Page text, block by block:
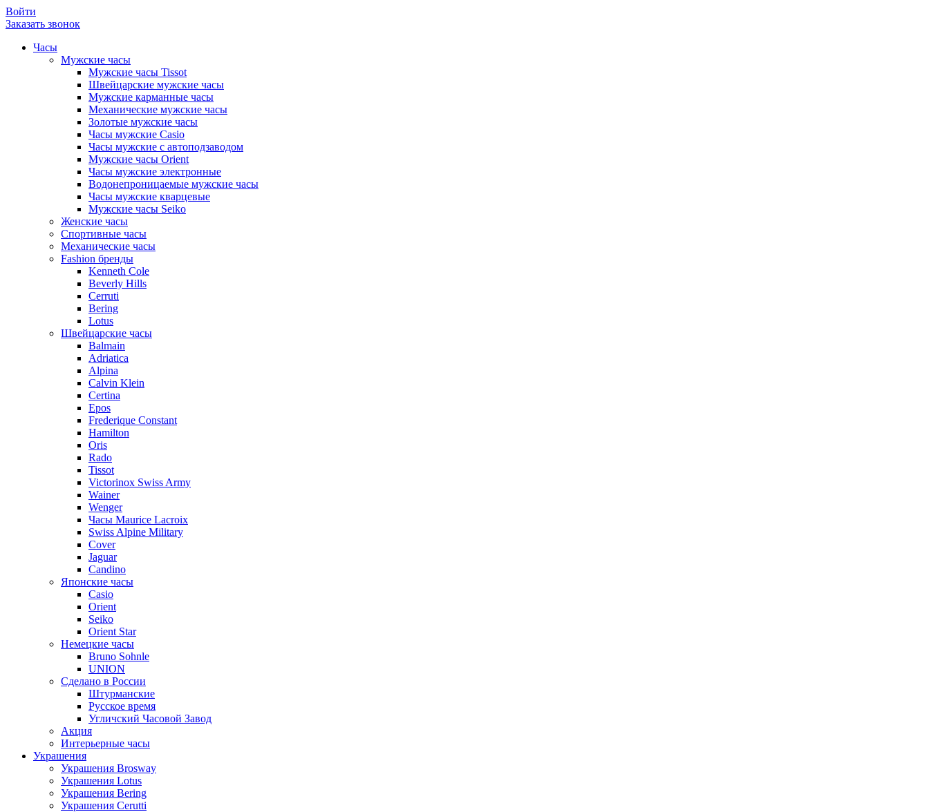
Войти
Заказать звонок
Часы
Мужские часы
Мужские часы Tissot
Швейцарские мужские часы
Мужские карманные часы
Механические мужские часы
Золотые мужские часы
Часы мужские Casio
Часы мужские с автоподзаводом
Мужские часы Orient
Часы мужские электронные
Водонепроницаемые мужские часы
Часы мужские кварцевые
Мужские часы Seiko
Женские часы
Спортивные часы
Механические часы
Fashion бренды
Kenneth Cole
Beverly Hills
Cerruti
Bering
Lotus
Швейцарские часы
Balmain
Adriatica
Alpina
Calvin Klein
Certina
Epos
Frederique Constant
Hamilton
Oris
Rado
Tissot
Victorinox Swiss Army
Wainer
Wenger
Часы Maurice Lacroix
Swiss Alpine Military
Cover
Jaguar
Candino
Японские часы
Casio
Orient
Seiko
Orient Star
Немецкие часы
Bruno Sohnle
UNION
Сделано в России
Штурманские
Русское время
Угличский Часовой Завод
Акция
Интерьерные часы
Украшения
Украшения Brosway
Украшения Lotus
Украшения Bering
Украшения Cerutti